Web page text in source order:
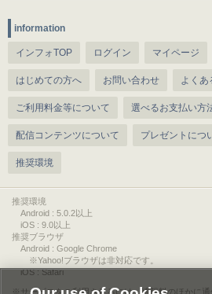
information
インフォTOP ログイン マイページ
はじめての方へ お問い合わせ よくあ
ご利用料金等について 選べるお支払い方
配信コンテンツについて プレゼントにつ
推奨環境
推奨環境
Android : 5.0.2以上
iOS : 9.0以上
推奨ブラウザ
Android : Google Chrome
※Yahoo!ブラウザは非対応です。
iOS : Safari
サービスをご利用されるには、情報料のほかに通